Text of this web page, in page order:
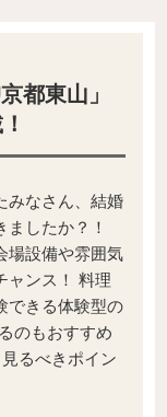
都東山」
みなさん、結婚
したか？！
場設備や雰囲気
ャンス！ 料理
できる体験型の
のもおすすめ
るべきポイン